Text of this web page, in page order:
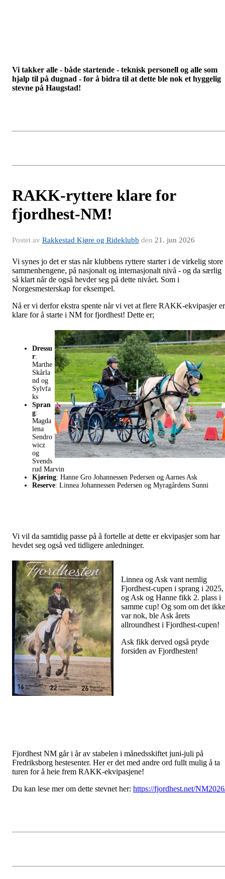
Vi takker alle - både startende - teknisk personell og alle som
hjalp til på dugnad - for å bidra til at dette ble nok et hyggelig
stevne på Haugstad!
RAKK-ryttere klare for
fjordhest-NM!
Postet av Rakkestad Kjøre og Rideklubb den 21. jun 2026
Vi synes jo det er stas når klubbens ryttere starter i de virkelig store
sammenhengene, på nasjonalt og internasjonalt nivå - og da særlig
så klart når de også hevder seg på dette nivået. Som i
Norgesmesterskap for eksempel.
Nå er vi derfor ekstra spente når vi vet at flere RAKK-ekvipasjer er
klare for å starte i NM for fjordhest! Dette er;
Dressu
r:
Marthe
Skårla
nd og
Sylvfa
ks
Spran
g:
Magda
lena
Sendro
wicz
og
Svends
rud Marvin
Kjøring: Hanne Gro Johannessen Pedersen og Aarnes Ask
Reserve: Linnea Johannessen Pedersen og Myragårdens Sunni
Vi vil da samtidig passe på å fortelle at dette er ekvipasjer som har
hevdet seg også ved tidligere anledninger.
Linnea og Ask vant nemlig
Fjordhest-cupen i sprang i 2025,
og Ask og Hanne fikk 2. plass i
samme cup! Og som om det ikke
var nok, ble Ask årets
allroundhest i Fjordhest-cupen!
Ask fikk derved også pryde
forsiden av Fjordhesten!
Fjordhest NM går i år av stabelen i månedsskiftet juni-juli på
Fredriksborg hestesenter. Her er det med andre ord fullt mulig å ta
turen for å heie frem RAKK-ekvipasjene!
Du kan lese mer om dette stevnet her: https://fjordhest.net/